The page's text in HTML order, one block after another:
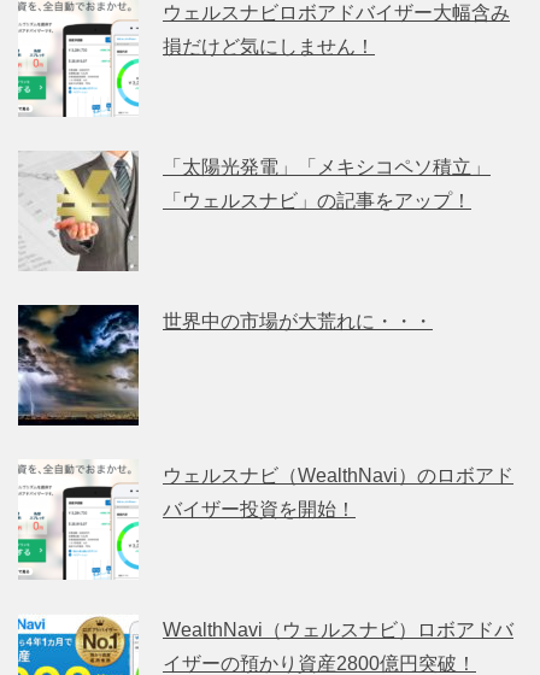
ウェルスナビロボアドバイザー大幅含み
損だけど気にしません！
「太陽光発電」「メキシコペソ積立」
「ウェルスナビ」の記事をアップ！
世界中の市場が大荒れに・・・
ウェルスナビ（WealthNavi）のロボアド
バイザー投資を開始！
WealthNavi（ウェルスナビ）ロボアドバ
イザーの預かり資産2800億円突破！